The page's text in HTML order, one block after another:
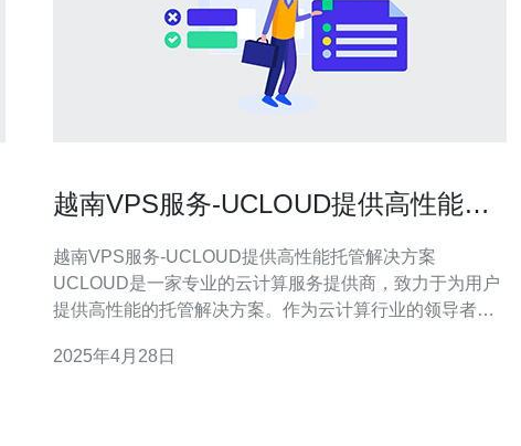
越南VPS服务-UCLOUD提供高性能托
越南VPS服务-UCLOUD提供高性能托管解决方案
UCLOUD是一家专业的云计算服务提供商，致力于为用户
提供高性能的托管解决方案。作为云计算行业的领导者，
务器、云存储等。UCLOUD始终以客户需求为导向，为用
2025年4月28日